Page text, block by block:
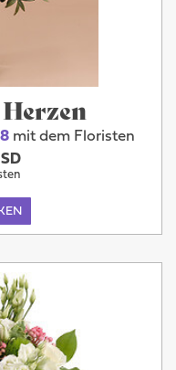
mit dem Floristen